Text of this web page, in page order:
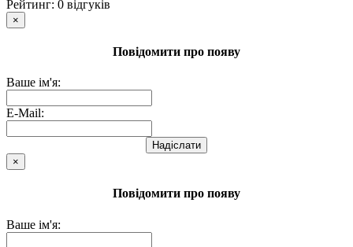
Рейтинг: 0 відгуків
×
Повідомити про появу
Ваше ім'я:
E-Mail:
Надіслати
×
Повідомити про появу
Ваше ім'я: